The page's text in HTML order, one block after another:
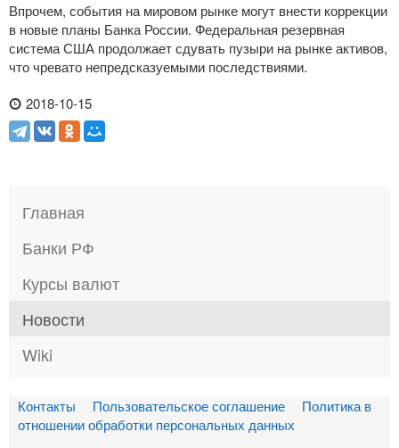
Впрочем, события на мировом рынке могут внести коррекции
в новые планы Банка России. Федеральная резервная
система США продолжает сдувать пузыри на рынке активов,
что чревато непредсказуемыми последствиями.
2018-10-15
Главная
Банки РФ
Курсы валют
Новости
Wiki
Контакты Пользовательское соглашение
Политика в
отношении обработки персональных данных